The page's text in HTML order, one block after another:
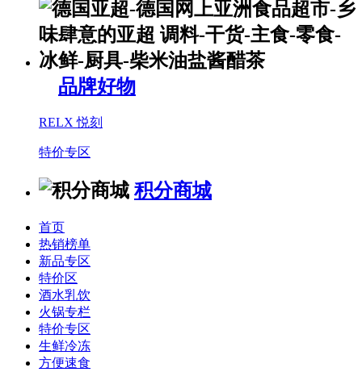
品牌好物
RELX 悦刻
特价专区
积分商城
首页
热销榜单
新品专区
特价区
酒水乳饮
火锅专栏
特价专区
生鲜冷冻
方便速食